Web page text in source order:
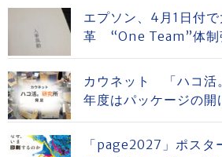
エプソン、4月1日付
革 “One Team”体制
カウネット 「ハコ
年度はパッケージの開
「page2027」ポスタ